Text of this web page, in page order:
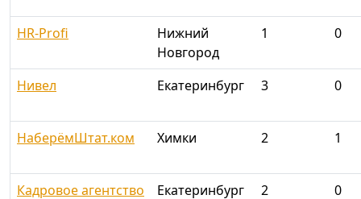
НR-Profi
Нижний
Новгород
1 0
Нивел Екатеринбург 3 0
НаберёмШтат.ком Химки 2 1
Кадровое агентство
Екатеринбург 2 0